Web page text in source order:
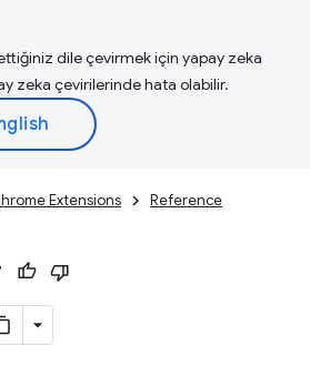
dile çevirmek için yapay zeka
zeka çevirilerinde hata olabilir.
Extensions
Reference